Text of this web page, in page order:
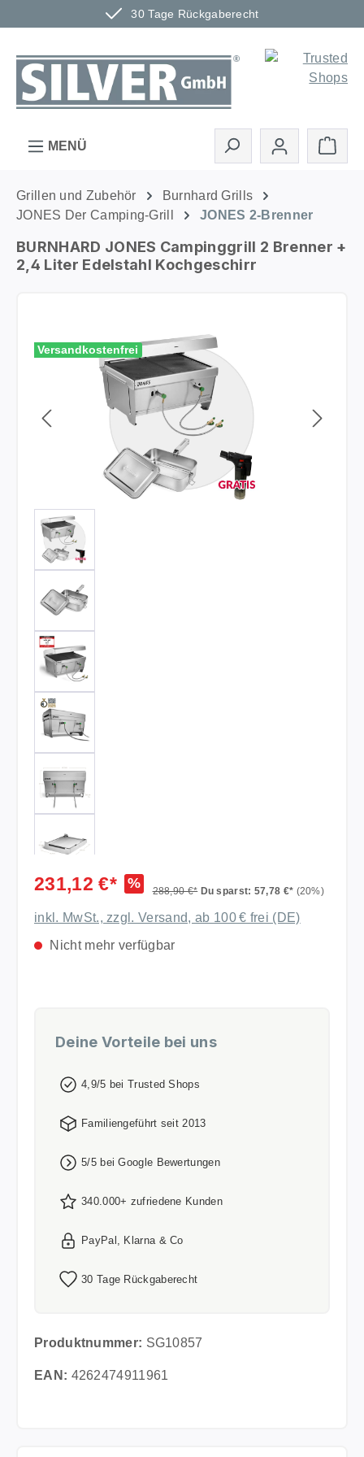
30 Tage Rückgaberecht
Zum Hauptinhalt springen
MENÜ
Grillen und Zubehör
Burnhard Grills
JONES Der Camping-Grill
JONES 2-Brenner
BURNHARD JONES Campinggrill 2 Brenner +
2,4 Liter Edelstahl Kochgeschirr
Bildergalerie überspringen
Versandkostenfrei
231,12 €* % 288,90 €* Du sparst: 57,78 €* (20%)
inkl. MwSt., zzgl. Versand, ab 100 € frei (DE)
Nicht mehr verfügbar
Deine Vorteile bei uns
4,9/5 bei Trusted Shops
Familiengeführt seit 2013
5/5 bei Google Bewertungen
340.000+ zufriedene Kunden
PayPal, Klarna & Co
30 Tage Rückgaberecht
Produktnummer: SG10857
EAN: 4262474911961